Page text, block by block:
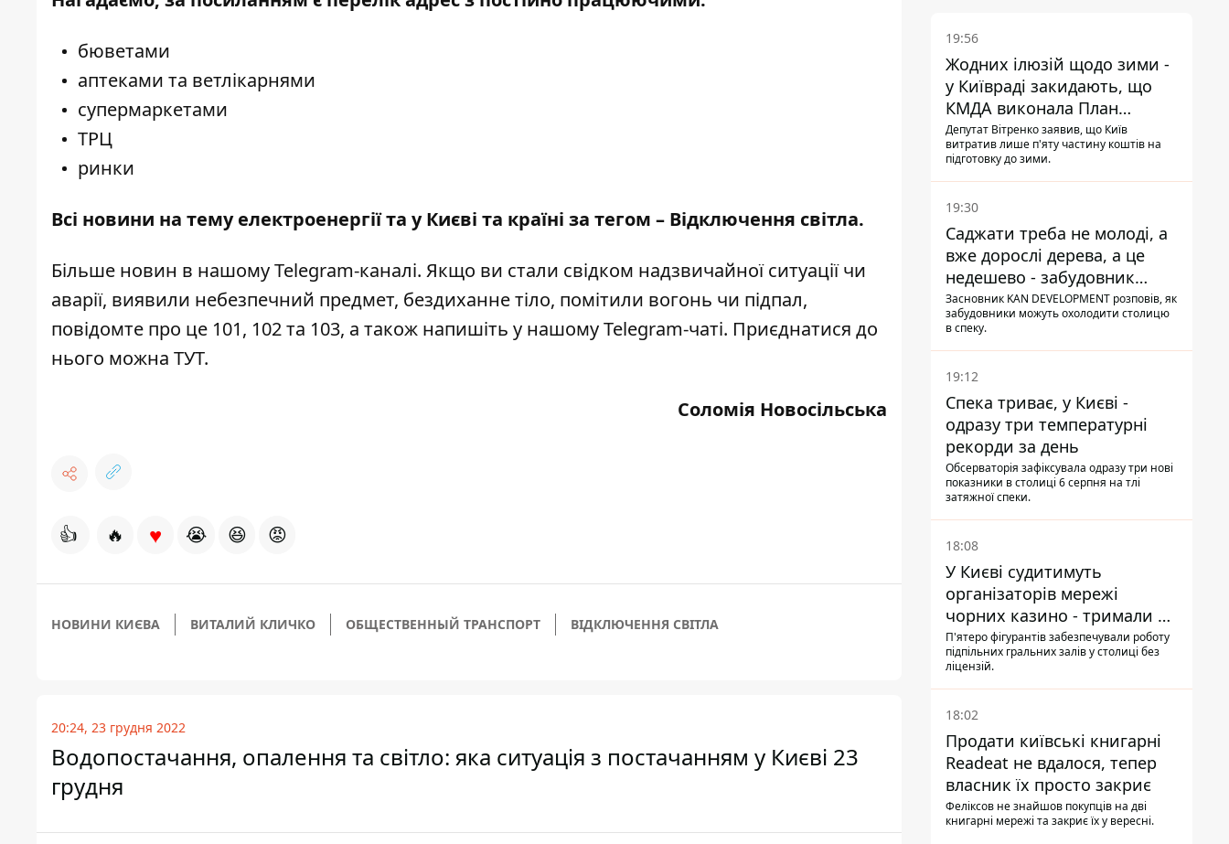
бюветами
аптеками та ветлікарнями
супермаркетами
ТРЦ
ринки
Всі новини на тему електроенергії та у Києві та країні за тегом – Відключення світла.
Більше новин в нашомуTelegram-каналі. Якщо ви стали свідком надзвичайної ситуації чи
аварії, виявили небезпечний предмет, бездиханне тіло, помітили вогонь чи підпал,
повідомте про це 101, 102 та 103, а також напишіть у нашому Telegram-чаті. Приєднатися до
нього можна ТУТ.
Соломія Новосільська
👍 🔥 ♥ 😭 😆 😡
НОВИНИ КИЄВА ВИТАЛИЙ КЛИЧКО ОБЩЕСТВЕННЫЙ ТРАНСПОРТ ВІДКЛЮЧЕННЯ СВІТЛА
20:24, 23 грудня 2022
Водопостачання, опалення та світло: яка ситуація з постачанням у Києві 23
грудня
19:56
Жодних ілюзій щодо зими -
у Київраді закидають, що
КМДА виконала План
стійкості на 20%
Депутат Вітренко заявив, що Київ
витратив лише п'яту частину коштів на
підготовку до зими.
19:30
Саджати треба не молоді, а
вже дорослі дерева, а це
недешево - забудовник
Ніконов
Засновник KAN DEVELOPMENT розповів, як
забудовники можуть охолодити столицю
в спеку.
19:12
Спека триває, у Києві -
одразу три температурні
рекорди за день
Обсерваторія зафіксувала одразу три нові
показники в столиці 6 серпня на тлі
затяжної спеки.
18:08
У Києві судитимуть
організаторів мережі
чорних казино - тримали 39
закладів
П'ятеро фігурантів забезпечували роботу
підпільних гральних залів у столиці без
ліцензій.
18:02
Продати київські книгарні
Readeat не вдалося, тепер
власник їх просто закриє
Феліксов не знайшов покупців на дві
книгарні мережі та закриє їх у вересні.